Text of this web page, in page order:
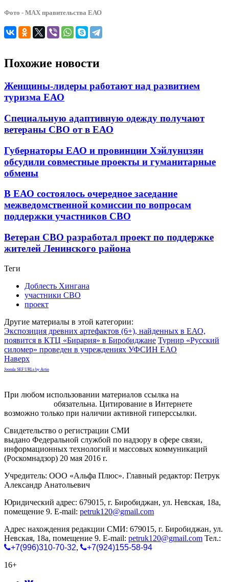
Фото - МАХ правительства ЕАО
Похожие новости
Женщины-лидеры работают над развитием
туризма ЕАО
Специальную адаптивную одежду получают
ветераны СВО от в ЕАО
Губернаторы ЕАО и провинции Хэйлунцзян
обсудили совместные проекты и гуманитарные
обмены
В ЕАО состоялось очередное заседание
межведомственной комиссии по вопросам
поддержки участников СВО
Ветеран СВО разработал проект по поддержке
жителей Ленинского района
Теги
Доблесть Хингана
участники СВО
проект
Другие материалы в этой категории:
Экспозиция древних артефактов (6+), найденных в ЕАО,
появится в КТЦ «Бирария» в Биробиджане Турнир «Русский
силомер» проведен в учреждениях УФСИН ЕАО
Наверх
Joomla SEF URLs by Artio
При любом использовании материалов ссылка на
обязательна. Цитирование в Интернете
возможно только при наличии активной гиперссылки.
Свидетельство о регистрации СМИ
выдано Федеральной службой по надзору в сфере связи,
информационных технологий и массовых коммуникаций
(Роскомнадзор) 20 мая 2016 г.
Учредитель: ООО «Альфа Плюс». Главный редактор: Петрук
Александр Анатольевич
Юридический адрес: 679015, г. Биробиджан, ул. Невская, 18а,
помещение 9. E-mail: petruk120@gmail.com
Адрес нахождения редакции СМИ: 679015, г. Биробиджан, ул.
Невская, 18а, помещение 9. E-mail: petruk120@gmail.com Тел.:
+7(996)310-70-32,
+7(924)155-58-94
16+